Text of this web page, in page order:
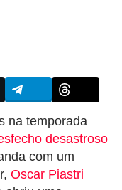
na temporada
desastroso
com um
Oscar Piastri